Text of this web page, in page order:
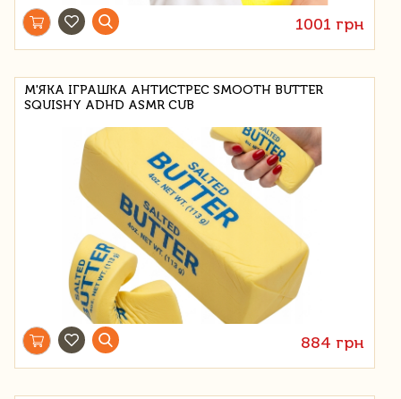
1001 грн
М'ЯКА ІГРАШКА АНТИСТРЕС SMOOTH BUTTER
SQUISHY ADHD ASMR CUB
884 грн